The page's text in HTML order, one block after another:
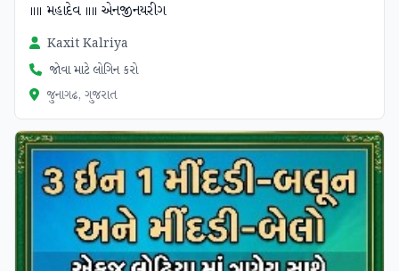
॥॥ મહાદેવ ॥॥ એનજીનયરીગ
Kaxit Kalriya
જોવા માટે લોગિન કરો
જુનાગઢ, ગુજરાત
ચકાસાયેલ